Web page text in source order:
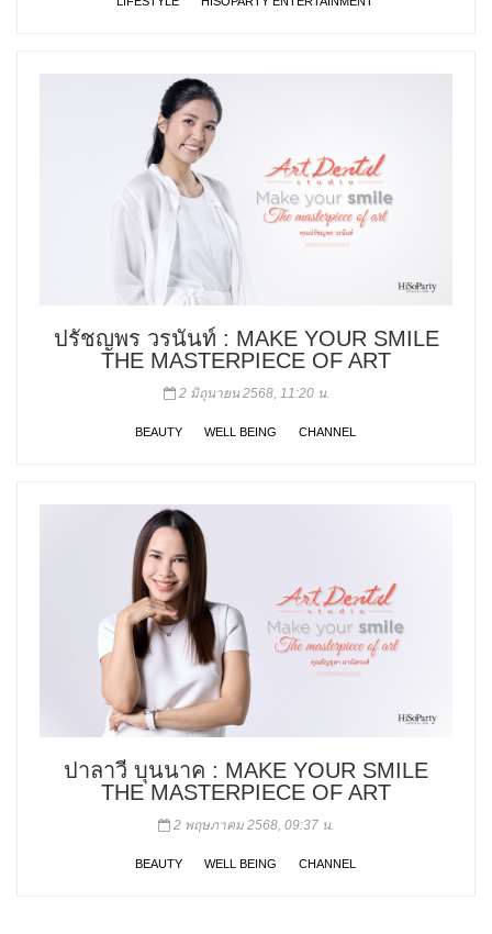
ปรัชญพร วรนันท์ : MAKE YOUR SMILE
THE MASTERPIECE OF ART
2 มิถุนายน 2568, 11:20 น.
BEAUTY WELL BEING CHANNEL
ปาลาวี บุนนาค : MAKE YOUR SMILE
THE MASTERPIECE OF ART
2 พฤษภาคม 2568, 09:37 น.
BEAUTY WELL BEING CHANNEL